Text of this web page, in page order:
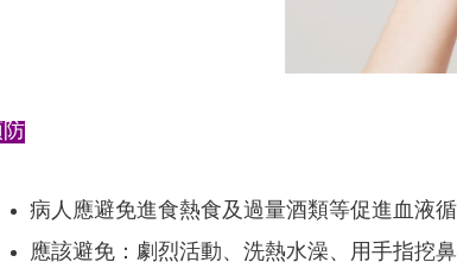
病人應避免進食熱食及過量酒類等促進血液循
應該避免：劇烈活動、洗熱水澡、用手指挖鼻